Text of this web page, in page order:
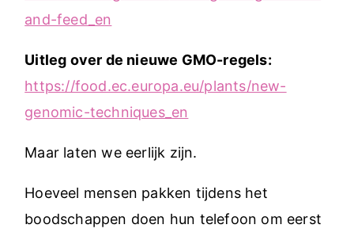
and-feed_en
Uitleg over de nieuwe GMO-regels:
https://food.ec.europa.eu/plants/new-
genomic-techniques_en
Maar laten we eerlijk zijn.
Hoeveel mensen pakken tijdens het
boodschappen doen hun telefoon om eerst